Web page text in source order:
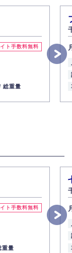
の利用目的に応じて
除き、お客様の個人
場合、すみやかに開
・追加・削除の請求
性を理解し、より適
ト手数料無料
総重量
ト手数料無料
重量